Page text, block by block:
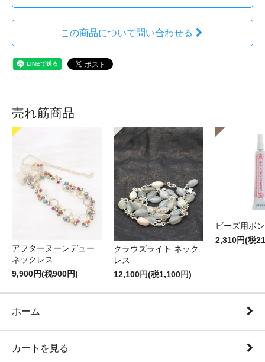
この商品について問い合わせる
売れ筋商品
アフターヌーンデュー
ネックレス
9,900円(税900円)
クラウズライト ネック
レス
12,100円(税1,100円)
ビーズ用ボ
2,310円(税
ホーム
カートを見る